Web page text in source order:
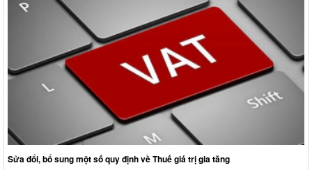
Sửa đổi, bổ sung một số quy định về Thuế giá trị gia tăng